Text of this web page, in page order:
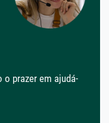
prazer em ajudá-